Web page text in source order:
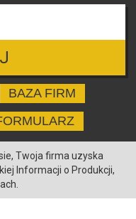
BAZA FIRM
Twoja firma uzyska
Informacji o Produkcji,